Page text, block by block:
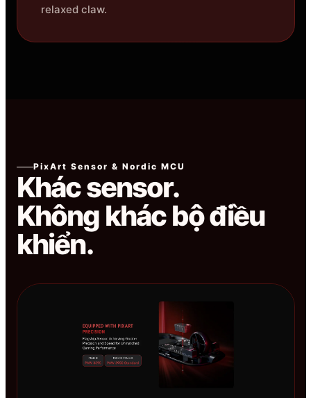
relaxed claw.
PixArt Sensor & Nordic MCU
Khác sensor.
Không khác bộ điều
khiển.